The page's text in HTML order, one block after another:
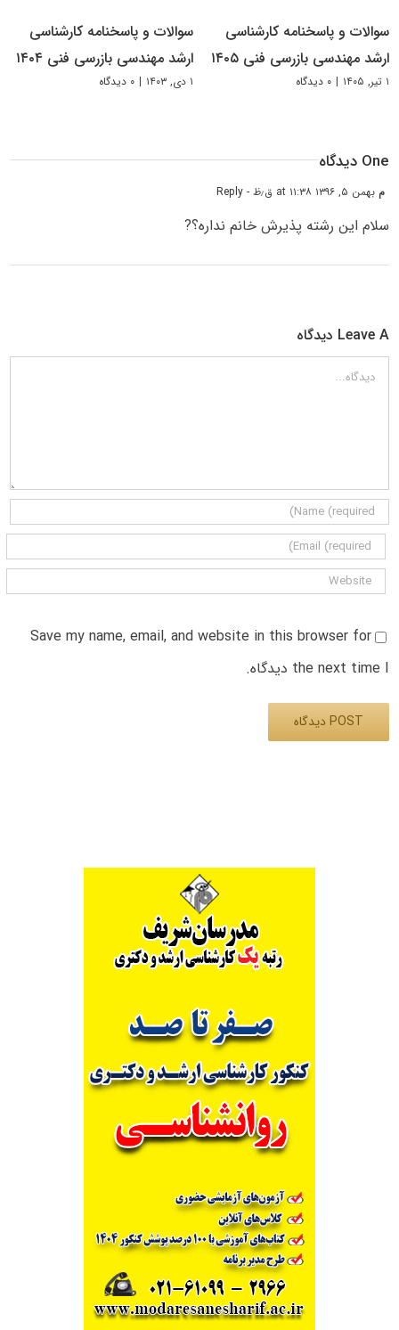
سوالات و پاسخنامه کارشناسی
ارشد مهندسی بازرسی فنی ۱۴۰۵
۱ تیر, ۱۴۰۵ | ۰ دیدگاه
سوالات و پاسخنامه کارشناسی
ارشد مهندسی بازرسی فنی ۱۴۰۴
۱ دی, ۱۴۰۳ | ۰ دیدگاه
One دیدگاه
م بهمن ۵, ۱۳۹۶ at ۱۱:۳۸ ق٫ظ - Reply
سلام این رشته پذیرش خانم نداره؟?
Leave A دیدگاه
دیدگاه
Save my name, email, and website in this browser for
the next time I دیدگاه.